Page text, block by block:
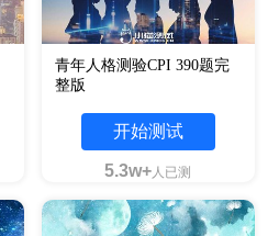
青年人格测验CPI 390题完
整版
开始测试
5.3w+人已测